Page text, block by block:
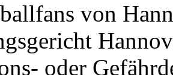
von
oder